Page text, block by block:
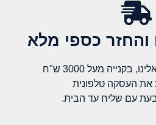
והחזר כספי מלא​
בקנייה מעל 3000 ש"ח
את העסקה טלפונית
עם שליח עד הבית.